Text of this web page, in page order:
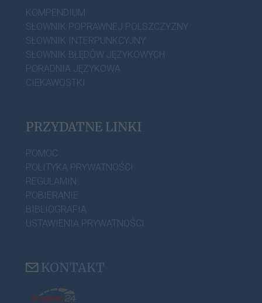
KOMPENDIUM
SŁOWNIK POPRAWNEJ POLSZCZYZNY
SŁOWNIK INTERPUNKCYJNY
SŁOWNIK BŁĘDÓW JĘZYKOWYCH
PORADNIA JĘZYKOWA
CIEKAWOSTKI
PRZYDATNE LINKI
POMOC
POLITYKA PRYWATNOŚCI
REGULAMIN
POBIERANIE
BIBLIOGRAFIA
USTAWIENIA PRYWATNOŚCI
KONTAKT